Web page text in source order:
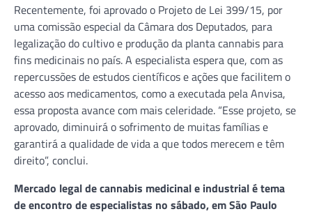
Recentemente, foi aprovado o Projeto de Lei 399/15, por
uma comissão especial da Câmara dos Deputados, para
legalização do cultivo e produção da planta cannabis para
fins medicinais no país. A especialista espera que, com as
repercussões de estudos científicos e ações que facilitem o
acesso aos medicamentos, como a executada pela Anvisa,
essa proposta avance com mais celeridade. “Esse projeto, se
aprovado, diminuirá o sofrimento de muitas famílias e
garantirá a qualidade de vida a que todos merecem e têm
direito”, conclui.
Mercado legal de cannabis medicinal e industrial étema
de encontro de especialistas no sábado, em São Paulo